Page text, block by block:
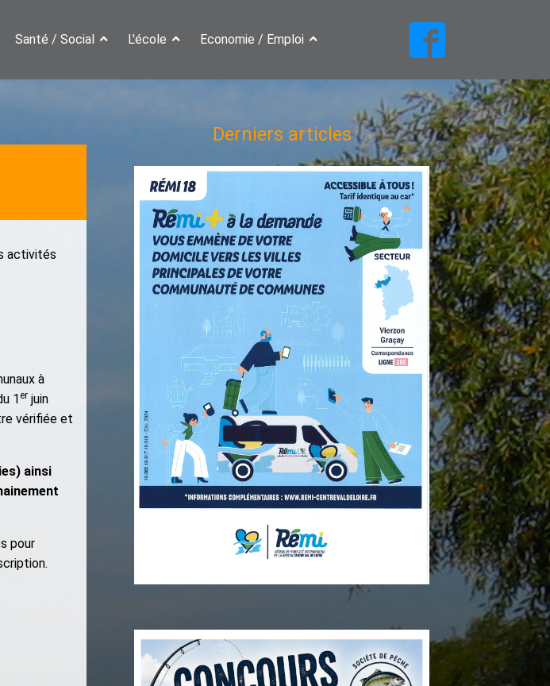
Santé / Social L'école Economie / Emploi
activités
à
1er juin
vérifiée et
ainsi
pour
Derniers articles